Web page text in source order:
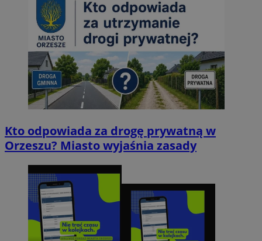
Kto odpowiada za drogę prywatną w
Orzeszu? Miasto wyjaśnia zasady